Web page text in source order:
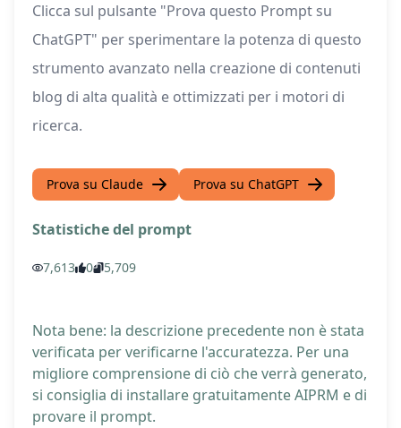
Clicca sul pulsante "Prova questo Prompt su
ChatGPT" per sperimentare la potenza di questo
strumento avanzato nella creazione di contenuti
blog di alta qualità e ottimizzati per i motori di
ricerca.
Prova su Claude Prova su ChatGPT
Statistiche del prompt
7,613 0 5,709
Nota bene: la descrizione precedente non è stata
verificata per verificarne l'accuratezza. Per una
migliore comprensione di ciò che verrà generato,
si consiglia di installare gratuitamente AIPRM e di
provare il prompt.